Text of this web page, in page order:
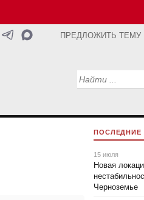
ПРЕДЛОЖИТЬ ТЕМУ
ПОСЛЕДНИЕ
15 июля
Новая
Черноземье